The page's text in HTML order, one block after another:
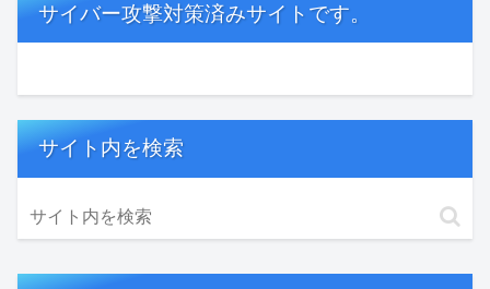
サイバー攻撃対策済みサイトです。
サイト内を検索